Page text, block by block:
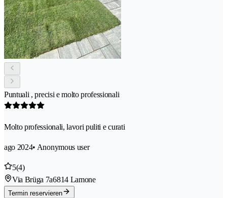
Puntuali , precisi e molto professionali
Molto professionali, lavori puliti e curati
ago 2024• Anonymous user
5(4)
Via Brüga 7a6814 Lamone
Termin reservieren